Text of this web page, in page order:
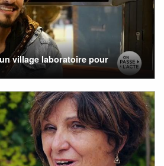
village laboratoire pour